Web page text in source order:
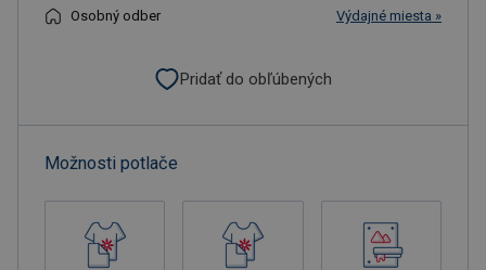
Osobný odber Výdajné miesta »
Pridať do obľúbených
Možnosti potlače